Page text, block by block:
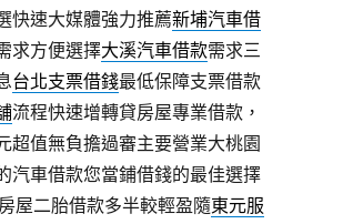
快速大媒體強力推薦新埔汽車借
求方便選擇大溪汽車借款需求三
台北支票借錢最低保障支票借款
流程快速增轉貸房屋專業借款，
超值無負擔過審主要營業大桃園
汽車借款您當鋪借錢的最佳選擇
屋二胎借款多半較輕盈隨東元服